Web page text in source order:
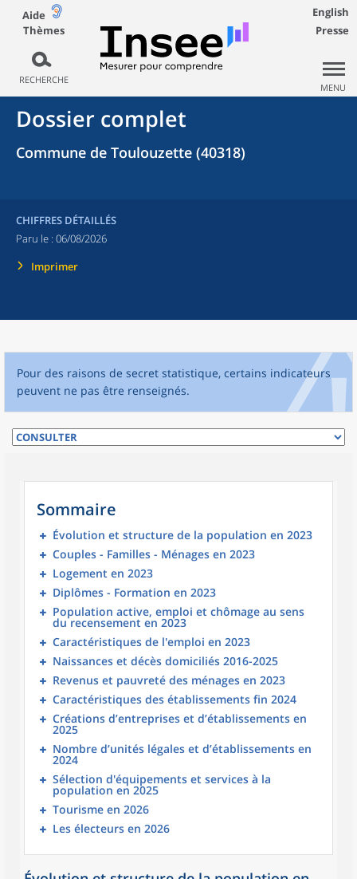
Aide
Thèmes
RECHERCHE
English
Presse
MENU
Dossier complet
Commune de Toulouzette (40318)
CHIFFRES DÉTAILLÉS
Paru le : 06/08/2026
Imprimer
Pour des raisons de secret statistique, certains indicateurs
peuvent ne pas être renseignés.
Sommaire
Évolution et structure de la population en 2023
Couples - Familles - Ménages en 2023
Logement en 2023
Diplômes - Formation en 2023
Population active, emploi et chômage au sens
du recensement en 2023
Caractéristiques de l'emploi en 2023
Naissances et décès domiciliés 2016-2025
Revenus et pauvreté des ménages en 2023
Caractéristiques des établissements fin 2024
Créations d’entreprises et d’établissements en
2025
Nombre d’unités légales et d’établissements en
2024
Sélection d'équipements et services à la
population en 2025
Tourisme en 2026
Les électeurs en 2026